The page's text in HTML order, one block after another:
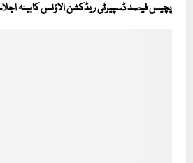
پچیس فیصد ڈسپیرٹی ریڈکشن الاؤنس کابینہ